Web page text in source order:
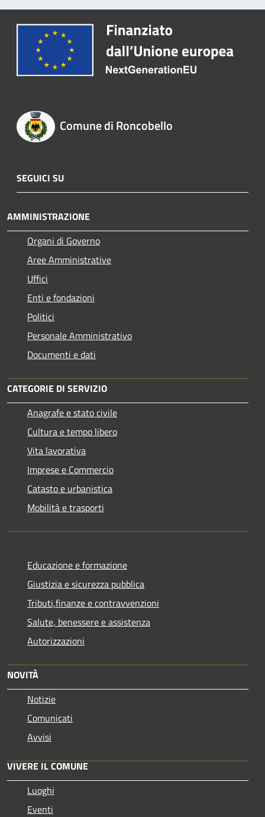
Comune di Roncobello
SEGUICI SU
AMMINISTRAZIONE
Organi di Governo
Aree Amministrative
Uffici
Enti e fondazioni
Politici
Personale Amministrativo
Documenti e dati
CATEGORIE DI SERVIZIO
Anagrafe e stato civile
Cultura e tempo libero
Vita lavorativa
Imprese e Commercio
Catasto e urbanistica
Mobilità e trasporti
Educazione e formazione
Giustizia e sicurezza pubblica
Tributi,finanze e contravvenzioni
Salute, benessere e assistenza
Autorizzazioni
NOVITÀ
Notizie
Comunicati
Avvisi
VIVERE IL COMUNE
Luoghi
Eventi